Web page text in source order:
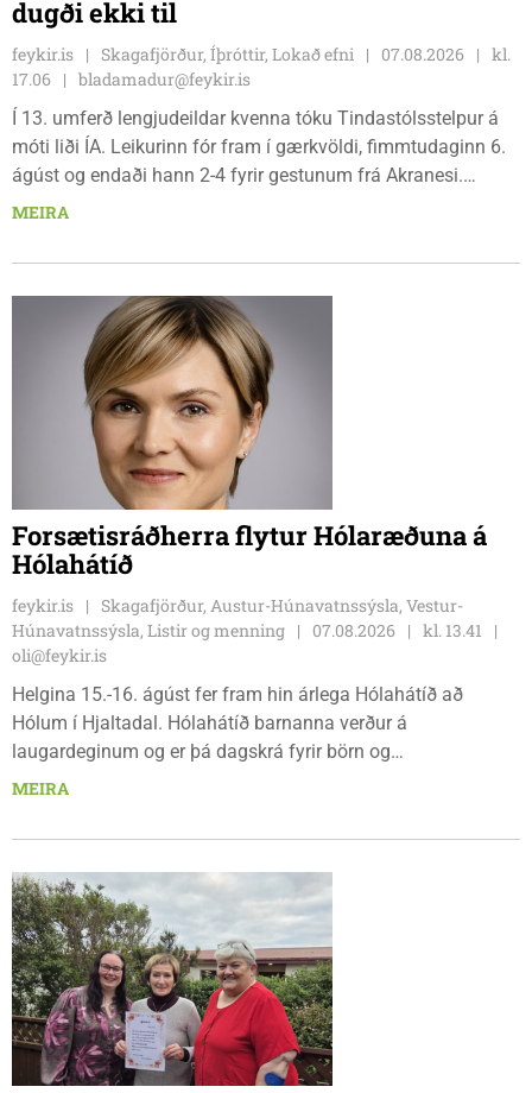
dugði ekki til
feykir.is Skagafjörður, Íþróttir, Lokað efni 07.08.2026
kl.
17.06
bladamadur@feykir.is
Í 13. umferð lengjudeildar kvenna tóku Tindastólsstelpur á
móti liði ÍA. Leikurinn fór fram í gærkvöldi, fimmtudaginn 6.
ágúst og endaði hann 2-4 fyrir gestunum frá Akranesi.
Tindastólsliðið frumsýndi tvo nýja leikmenn en þær dönsku
tvíburar.
MEIRA
Forsætisráðherra flytur Hólaræðuna á
Hólahátíð
feykir.is
Skagafjörður, Austur-Húnavatnssýsla, Vestur-
Húnavatnssýsla, Listir og menning
07.08.2026
kl. 13.41
oli@feykir.is
Helgina 15.-16. ágúst fer fram hin árlega Hólahátíð að
Hólum í Hjaltadal. Hólahátíð barnanna verður á
laugardeginum og er þá dagskrá fyrir börn og
fjölskyldur.Lydía Einarsdóttir svæðisstjóri æskulýðsmála og
MEIRA